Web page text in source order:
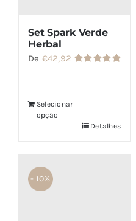
Set Spark Verde
Herbal
De €42,92
Selecionar
opção
Detalhes
- 10%